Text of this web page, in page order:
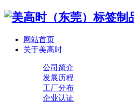
网站首页
关于美高时
公司简介
发展历程
工厂分布
企业认证